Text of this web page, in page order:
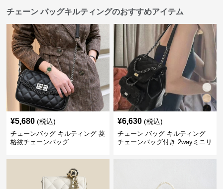
チェーン バッグキルティングのおすすめアイテム
¥5,680 (税込)
チェーンバッグ キルティング 菱
格紋チェーンバッグ
¥6,630 (税込)
チェーン バッグ キルティング
チェーンバッグ付き 2wayミニリ